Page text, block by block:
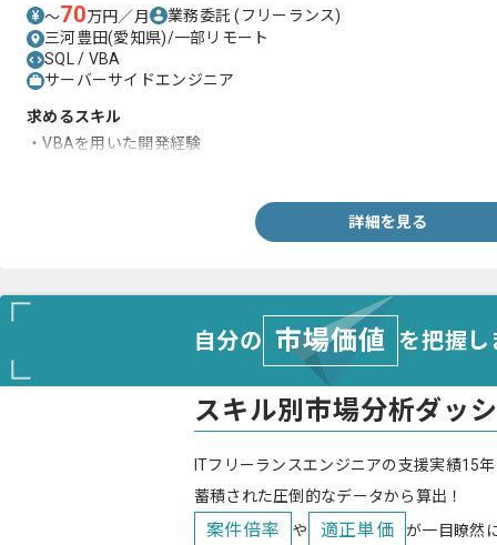
〜70万円／月 業務委託(フリーランス)
三河豊田(愛知県)/一部リモート
SQL / VBA
サーバーサイドエンジニア
求めるスキル
・VBAを用いた開発経験
詳細を見る
自分の 市場価値 を把握
スキル別市場分析ダッ
ITフリーランスエンジニアの支援実績15
蓄積された圧倒的なデータから算出！
案件倍率 や 適正単価 が一目瞭然